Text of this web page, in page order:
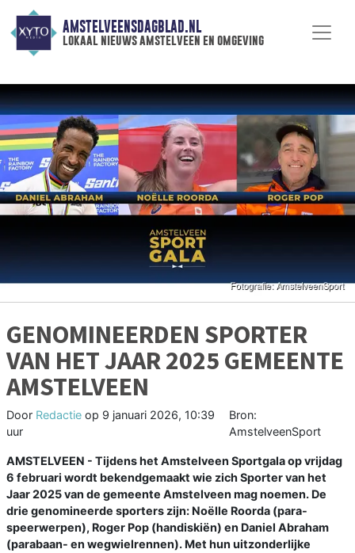
AMSTELVEENSDAGBLAD.NL
lokaal nieuws amstelveen en omgeving
GENOMINEERDEN SPORTER
VAN HET JAAR 2025 GEMEENTE
AMSTELVEEN
Door Redactie op 9 januari 2026, 10:39
uur
Bron:
AmstelveenSport
AMSTELVEEN - Tijdens het Amstelveen Sportgala op vrijdag
6 februari wordt bekendgemaakt wie zich Sporter van het
Jaar 2025 van de gemeente Amstelveen mag noemen. De
drie genomineerde sporters zijn: Noëlle Roorda (para-
speerwerpen), Roger Pop (handiskiën) en Daniel Abraham
(parabaan- en wegwielrennen). Met hun uitzonderlijke